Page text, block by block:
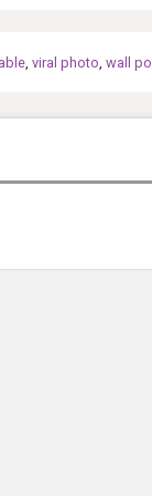
, viral photo, wall